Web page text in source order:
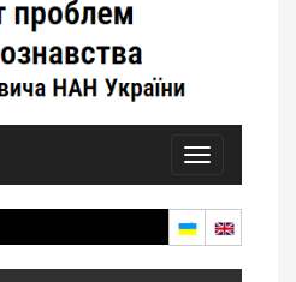
Toggle
navigation